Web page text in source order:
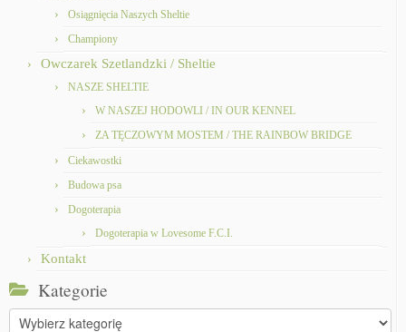
Osiągnięcia Naszych Sheltie
Championy
Owczarek Szetlandzki / Sheltie
NASZE SHELTIE
W NASZEJ HODOWLI / IN OUR KENNEL
ZA TĘCZOWYM MOSTEM / THE RAINBOW BRIDGE
Ciekawostki
Budowa psa
Dogoterapia
Dogoterapia w Lovesome F.C.I.
Kontakt
Kategorie
Kategorie